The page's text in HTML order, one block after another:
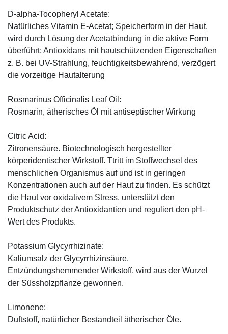
D-alpha-Tocopheryl Acetate:
Natürliches Vitamin E-Acetat; Speicherform in der Haut,
wird durch Lösung der Acetatbindung in die aktive Form
überführt; Antioxidans mit hautschützenden Eigenschaften
z. B. bei UV-Strahlung, feuchtigkeitsbewahrend, verzögert
die vorzeitige Hautalterung
Rosmarinus Officinalis Leaf Oil:
Rosmarin, ätherisches Öl mit antiseptischer Wirkung
Citric Acid:
Zitronensäure. Biotechnologisch hergestellter
körperidentischer Wirkstoff. Ttritt im Stoffwechsel des
menschlichen Organismus auf und ist in geringen
Konzentrationen auch auf der Haut zu finden. Es schützt
die Haut vor oxidativem Stress, unterstützt den
Produktschutz der Antioxidantien und reguliert den pH-
Wert des Produkts.
Potassium Glycyrrhizinate:
Kaliumsalz der Glycyrrhizinsäure.
Entzündungshemmender Wirkstoff, wird aus der Wurzel
der Süssholzpflanze gewonnen.
Limonene:
Duftstoff, natürlicher Bestandteil ätherischer Öle.